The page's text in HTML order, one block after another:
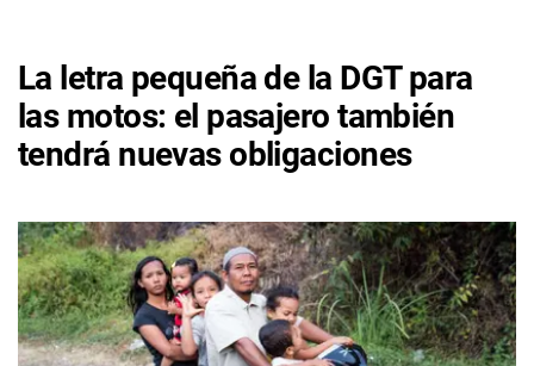
La letra pequeña de la DGT para
las motos: el pasajero también
tendrá nuevas obligaciones